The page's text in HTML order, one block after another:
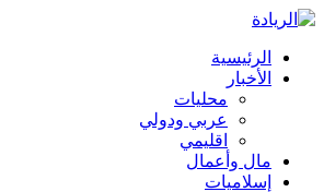
الرئيسية
الأخبار
محليات
عربي ودولي
اقليمي
مال وأعمال
إسلاميات